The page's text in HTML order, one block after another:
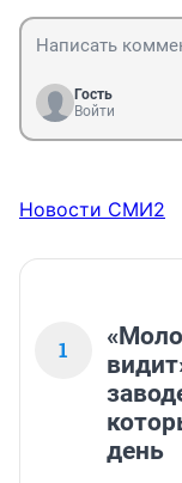
Гость
Войти
Новости СМИ2
1
день